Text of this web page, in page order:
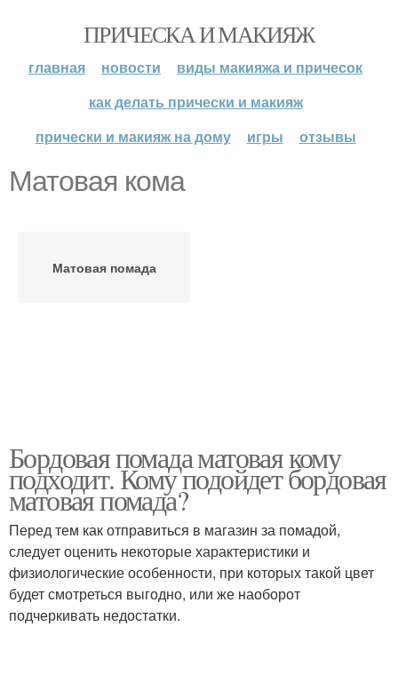
ПРИЧЕСКА И МАКИЯЖ
главная новости
виды макияжа и причесок
как делать прически и макияж
прически и макияж на дому
игры отзывы
Матовая кома
Матовая помада
Бордовая помада матовая кому
подходит. Кому подойдет бордовая
матовая помада?
Перед тем как отправиться в магазин за помадой,
следует оценить некоторые характеристики и
физиологические особенности, при которых такой цвет
будет смотреться выгодно, или же наоборот
подчеркивать недостатки.